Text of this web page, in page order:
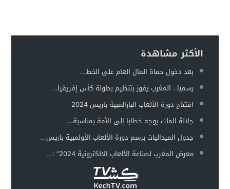
الأكثر مشاهدة
بعد دخول حماة المال العام على الخط...
رسميا.. المغرب يفوز بتنظيم بطولة كأس إفريقيا...
افتتاح دورة الألعاب البارالمبية باريس 2024
جلالة الملك يوجه خطابا إلى الأمة بمناسبة...
جدول الميداليات برسم دورة الألعاب الأولمبية باريس...
معرض المغرب لصناعة الألعاب الالكترونية 2024” :...